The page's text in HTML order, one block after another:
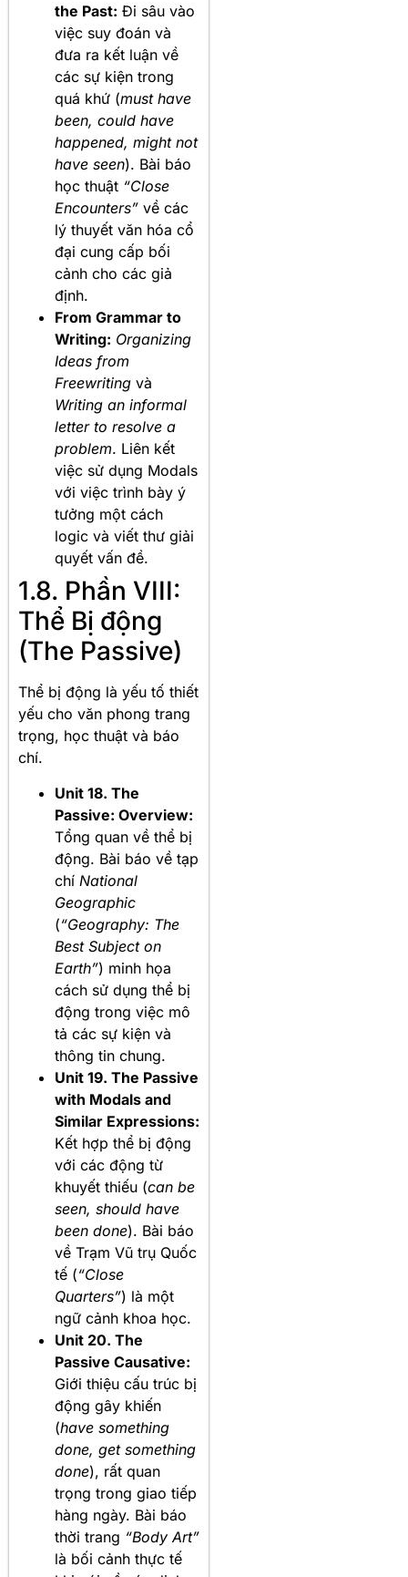
the Past: Đi sâu vào
việc suy đoán và
đưa ra kết luận về
các sự kiện trong
quá khứ (must have
been, could have
happened, might not
have seen). Bài báo
học thuật “Close
Encounters” về các
lý thuyết văn hóa cổ
đại cung cấp bối
cảnh cho các giả
định.
From Grammar to
Writing: Organizing
Ideas from
Freewriting và
Writing an informal
letter to resolve a
problem. Liên kết
việc sử dụng Modals
với việc trình bày ý
tưởng một cách
logic và viết thư giải
quyết vấn đề.
1.8. Phần VIII:
Thể Bị động
(The Passive)
Thể bị động là yếu tố thiết
yếu cho văn phong trang
trọng, học thuật và báo
chí.
Unit 18. The
Passive: Overview:
Tổng quan về thể bị
động. Bài báo về tạp
chí National
Geographic
(“Geography: The
Best Subject on
Earth”) minh họa
cách sử dụng thể bị
động trong việc mô
tả các sự kiện và
thông tin chung.
Unit 19. The Passive
with Modals and
Similar Expressions:
Kết hợp thể bị động
với các động từ
khuyết thiếu (can be
seen, should have
been done). Bài báo
về Trạm Vũ trụ Quốc
tế (“Close
Quarters”) là một
ngữ cảnh khoa học.
Unit 20. The
Passive Causative:
Giới thiệu cấu trúc bị
động gây khiến
(have something
done, get something
done), rất quan
trọng trong giao tiếp
hàng ngày. Bài báo
thời trang “Body Art”
là bối cảnh thực tế